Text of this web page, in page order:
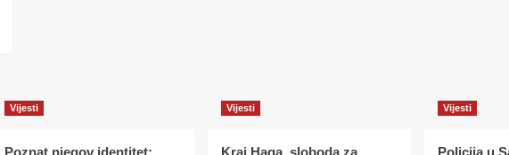
Vijesti Vijesti Vijesti